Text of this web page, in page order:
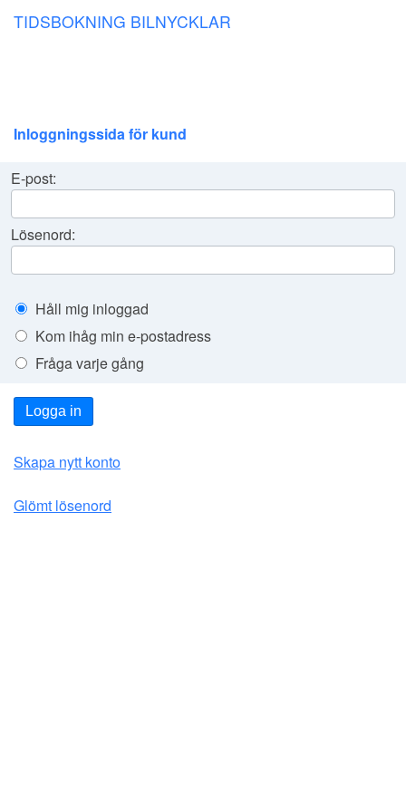
TIDSBOKNING BILNYCKLAR
Inloggningssida för kund
E-post:
Lösenord:
Håll mig inloggad
Kom ihåg min e-postadress
Fråga varje gång
Logga in
Skapa nytt konto
Glömt lösenord